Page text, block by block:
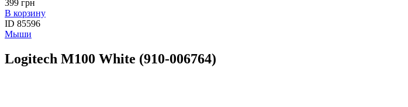
399 грн
В корзину
ID 85596
Мыши
Logitech M100 White (910-006764)